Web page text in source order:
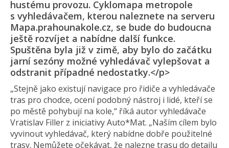
hustému provozu. Cyklomapa metropole
s vyhledávačem, kterou naleznete na serveru
Mapa.prahouna­kole.cz, se bude do budoucna
ještě rozvíjet a nabídne další funkce.
Spuštěna byla již v zimě, aby bylo do začátku
jarní sezóny možné vyhledávač vylepšovat a
odstranit případné nedostatky.</p>
„Stejně jako existují navigace pro řidiče a vyhledávače
tras pro chodce, ocení podobný nástroj i lidé, kteří se
po městě pohybují na kole,“ říká autor vyhledávače
Vratislav Filler z iniciativy Auto*Mat. „Naším cílem bylo
vyvinout vyhledávač, který nabídne dobře použitelné
trasy. Nemůžete očekávat, že nalezne trasu do detailu